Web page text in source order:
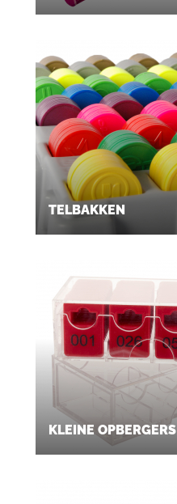
TELBAKKEN
KLEINE OPBERGERS